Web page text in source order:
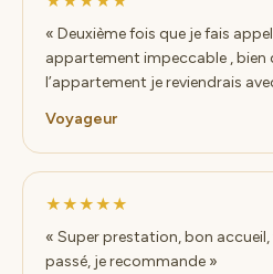
« Deuxième fois que je fais
appartement impeccable , bien
l’appartement je reviendrais
Voyageur
★★★★★
« Super prestation, bon
passé, je recommande »